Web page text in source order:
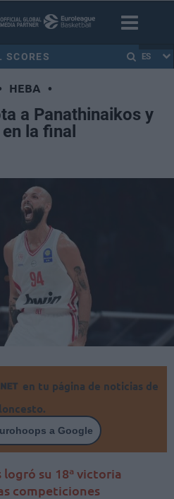
SCORES ES
HEBA •
a Panathinaikos y
la final
en tu página de noticias de
a Google
su 18ª victoria
competiciones